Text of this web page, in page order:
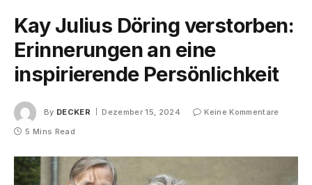
Kay Julius Döring verstorben:
Erinnerungen an eine
inspirierende Persönlichkeit
By DECKER Dezember 15, 2024
Keine Kommentare
5 Mins Read